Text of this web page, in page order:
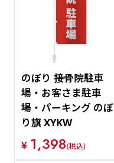
のぼり 接骨院駐車
場・お客さま駐車
場・パーキング のぼ
り旗 XYKW
¥ 1,398(税込)